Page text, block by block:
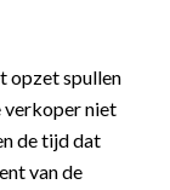
opzet spullen
verkoper niet
de tijd dat
van de